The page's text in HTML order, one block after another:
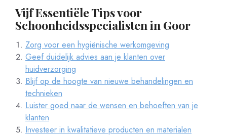
Vijf Essentiële Tips voor
Schoonheidsspecialisten in Goor
Zorg voor een hygiënische werkomgeving
Geef duidelijk advies aan je klanten over
huidverzorging
Blijf op de hoogte van nieuwe behandelingen en
technieken
Luister goed naar de wensen en behoeften van je
klanten
Investeer in kwalitatieve producten en materialen